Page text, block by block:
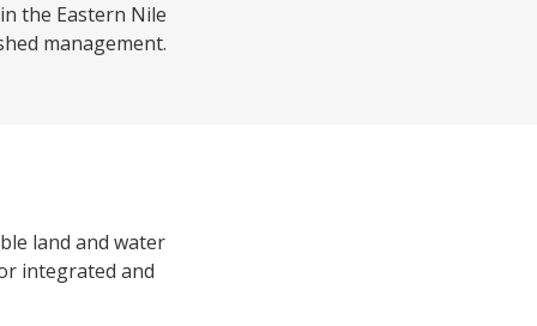
the Eastern Nile
management.
land and water
integrated and